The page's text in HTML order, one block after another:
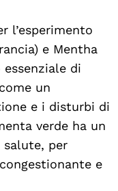
l’esperimento
e Mentha
essenziale di
un
e i disturbi di
verde ha un
per
e